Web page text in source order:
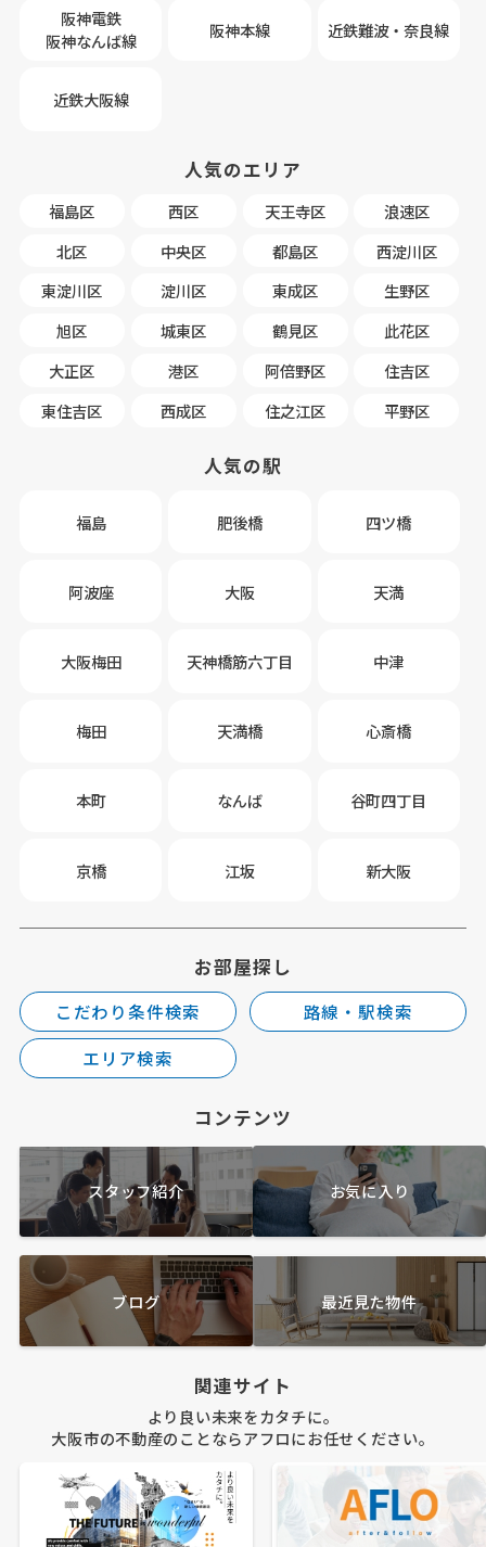
阪神電鉄
阪神なんば線
阪神本線 近鉄難波・奈良線
近鉄大阪線
人気のエリア
福島区 西区 天王寺区
浪速区
北区
中央区 都島区
西淀川区
東淀川区
淀川区 東成区
生野区
旭区
城東区 鶴見区
此花区
大正区
港区 阿倍野区
住吉区
東住吉区
西成区 住之江区 平野区
人気の駅
福島 肥後橋 四ツ橋
阿波座 大阪 天満
大阪梅田 天神橋筋六丁目 中津
梅田 天満橋 心斎橋
本町 なんば 谷町四丁目
京橋 江坂 新大阪
お部屋探し
こだわり条件検索
路線・駅検索
エリア検索
コンテンツ
スタッフ紹介 お気に入り
ブログ 最近見た物件
関連サイト
より良い未来をカタチに。
大阪市の不動産のことならアフロにお任せください。